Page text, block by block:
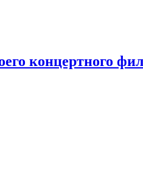
концертного